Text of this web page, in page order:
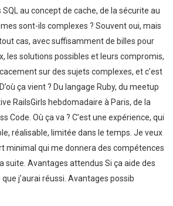
au concept de cache, de la sécurite au
sont-ils complexes ? Souvent oui, mais
cas, avec suffisamment de billes pour
les solutions possibles et leurs compromis,
sur des sujets complexes, et c’est
ça vient ? Du langage Ruby, du meetup
RailsGirls hebdomadaire à Paris, de la
Code. Où ça va ? C’est une expérience, qui
réalisable, limitée dans le temps. Je veux
minimal qui me donnera des compétences
suite. Avantages attendus Si ça aide des
que j’aurai réussi. Avantages possib